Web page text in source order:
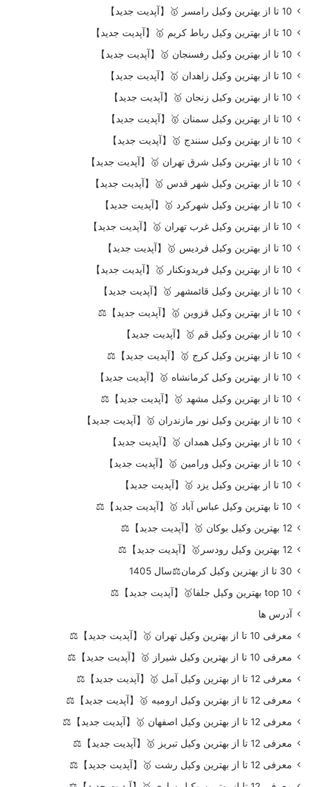
10 تا از بهترین وکیل رامسر 🥇【آپدیت جدید】
10 تا از بهترین وکیل رباط کریم 🥇【آپدیت جدید】
10 تا از بهترین وکیل رفسنجان 🥇【آپدیت جدید】
10 تا از بهترین وکیل زاهدان 🥇【آپدیت جدید】
10 تا از بهترین وکیل زنجان 🥇【آپدیت جدید】
10 تا از بهترین وکیل سمنان 🥇【آپدیت جدید】
10 تا از بهترین وکیل سنندج 🥇【آپدیت جدید】
10 تا از بهترین وکیل شرق تهران 🥇【آپدیت جدید】
10 تا از بهترین وکیل شهر قدس 🥇【آپدیت جدید】
10 تا از بهترین وکیل شهرکرد 🥇【آپدیت جدید】
10 تا از بهترین وکیل غرب تهران 🥇【آپدیت جدید】
10 تا از بهترین وکیل فردیس 🥇【آپدیت جدید】
10 تا از بهترین وکیل فریدونکنار 🥇【آپدیت جدید】
10 تا از بهترین وکیل قائمشهر 🥇【آپدیت جدید】
10 تا از بهترین وکیل قزوین 🥇【آپدیت جدید】⚖️
10 تا از بهترین وکیل قم 🥇【آپدیت جدید】
10 تا از بهترین وکیل کرج 🥇【آپدیت جدید】⚖️
10 تا از بهترین وکیل کرمانشاه 🥇【آپدیت جدید】
10 تا از بهترین وکیل مشهد 🥇【آپدیت جدید】⚖️
10 تا از بهترین وکیل نور مازندران 🥇【آپدیت جدید】
10 تا از بهترین وکیل همدان 🥇【آپدیت جدید】
10 تا از بهترین وکیل ورامین 🥇【آپدیت جدید】
10 تا از بهترین وکیل یزد 🥇【آپدیت جدید】
10 تا بهترین وکیل عباس آباد 🥇【آپدیت جدید】⚖️
12 بهترین وکیل بوکان 🥇【آپدیت جدید】⚖️
12 بهترین وکیل رودسر🥇【آپدیت جدید】⚖️
30 تا از بهترین وکیل کرمان⚖️سال 1405
top 10 بهترین وکیل جلفا🥇【آپدیت جدید】⚖️
آدرس ها
معرفی 10 تا از بهترین وکیل تهران 🥇【آپدیت جدید】⚖️
معرفی 10 تا از بهترین وکیل شیراز 🥇【آپدیت جدید】⚖️
معرفی 12 تا از بهترین وکیل آمل 🥇【آپدیت جدید】⚖️
معرفی 12 تا از بهترین وکیل ارومیه 🥇【آپدیت جدید】⚖️
معرفی 12 تا از بهترین وکیل اصفهان 🥇【آپدیت جدید】⚖️
معرفی 12 تا از بهترین وکیل تبریز 🥇【آپدیت جدید】⚖️
معرفی 12 تا از بهترین وکیل رشت 🥇【آپدیت جدید】⚖️